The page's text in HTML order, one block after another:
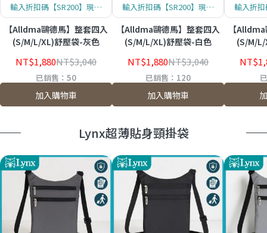
輸入折扣碼【SR200】現折
$200！數量有限哦！
【Alldma鷗德馬】整套四入
(S/M/L/XL)舒壓袋-灰色
NT$1,880NT$3,040
已銷售：50
加入購物車
輸入折扣碼【SR200】現折
$200！數量有限哦！
【Alldma鷗德馬】整套四入
(S/M/L/XL)舒壓袋-白色
NT$1,880NT$3,040
已銷售：120
加入購物車
輸入折
$200
【
(S/M/
Lynx超薄貼身頸掛袋